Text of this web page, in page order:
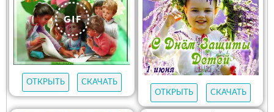
ОТКРЫТЬ
СКАЧАТЬ
ОТКРЫТЬ
СКАЧАТЬ